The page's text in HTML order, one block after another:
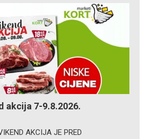
akcija 7-9.8.2026.
AKCIJA JE PRED